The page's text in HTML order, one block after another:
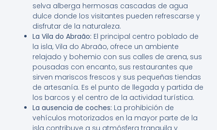
selva alberga hermosas cascadas de agua
dulce donde los visitantes pueden refrescarse y
disfrutar de la naturaleza.
La Vila do Abraão: El principal centro poblado de
la isla, Vila do Abraão, ofrece un ambiente
relajado y bohemio con sus calles de arena, sus
pousadas con encanto, sus restaurantes que
sirven mariscos frescos y sus pequeñas tiendas
de artesanía. Es el punto de llegada y partida de
los barcos y el centro de la actividad turística.
La ausencia de coches: La prohibición de
vehículos motorizados en la mayor parte de la